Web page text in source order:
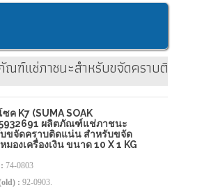
าด 5 x 1 kg
ฑ์แช่ภาชนะสำหรับขจัดคราบติดแน่น
ค K7 (SUMA SOAK
ผลิตภัณฑ์แช่ภาชนะ
ขจัดคราบติดแน่น สำหรับขจัด
มองเครื่องเงิน ขนาด 10 X 1 KG
74-0803
: 92-0903.